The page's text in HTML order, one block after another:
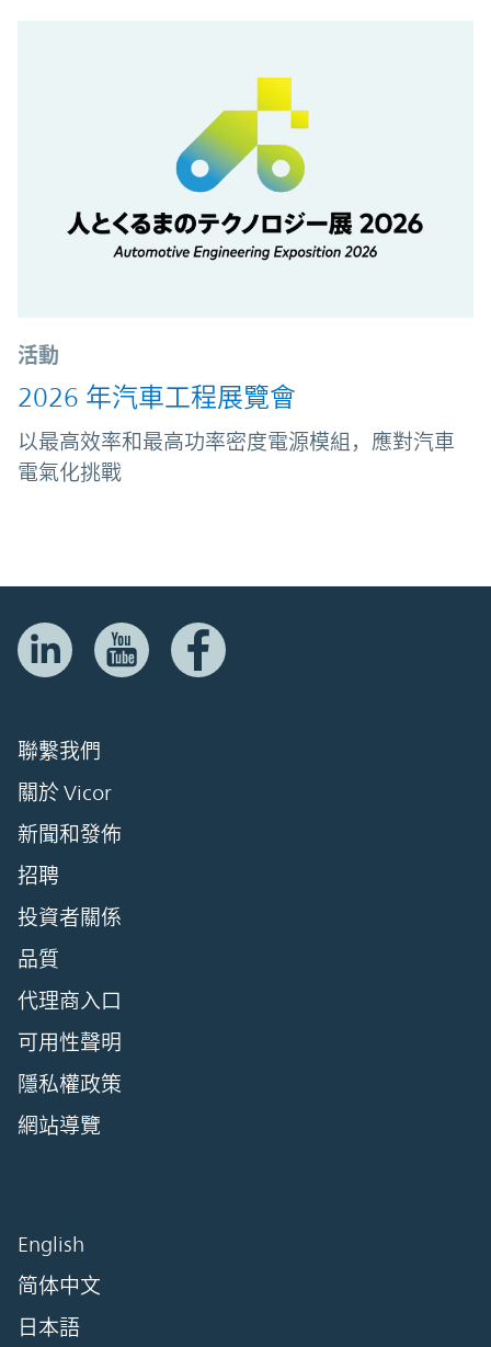
活動
2026 年汽車工程展覽會
以最高效率和最高功率密度電源模組，應對汽車
電氣化挑戰
聯繫我們
關於 Vicor
新聞和發佈
招聘
投資者關係
品質
代理商入口
可用性聲明
隱私權政策
網站導覽
English
简体中文
日本語